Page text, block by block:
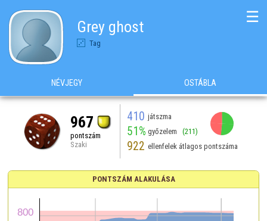
Grey ghost
Tag
☰
NÉVJEGY OSTÁBLA
967
pontszám
Szaki
410 játszma
51% győzelem (211)
922 ellenfelek átlagos pontszáma
PONTSZÁM ALAKULÁSA